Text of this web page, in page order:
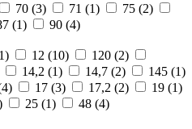
70 (3) 71 (1) 75 (2)
(1) 90 (4)
1) 12 (10) 120 (2)
14,2 (1) 14,7 (2) 145 (1)
4) 17 (3) 17,2 (2) 19 (1)
25 (1) 48 (4)